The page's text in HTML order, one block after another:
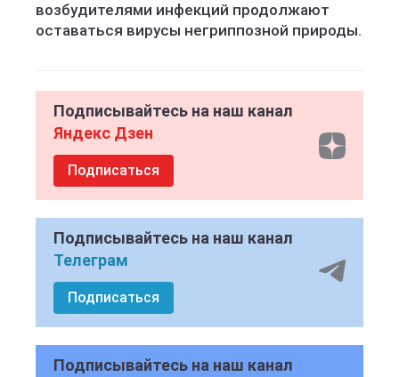
возбудителями инфекций продолжают
оставаться вирусы негриппозной природы.
Подписывайтесь на наш канал
Яндекс Дзен
Подписаться
Подписывайтесь на наш канал
Телеграм
Подписаться
Подписывайтесь на наш канал